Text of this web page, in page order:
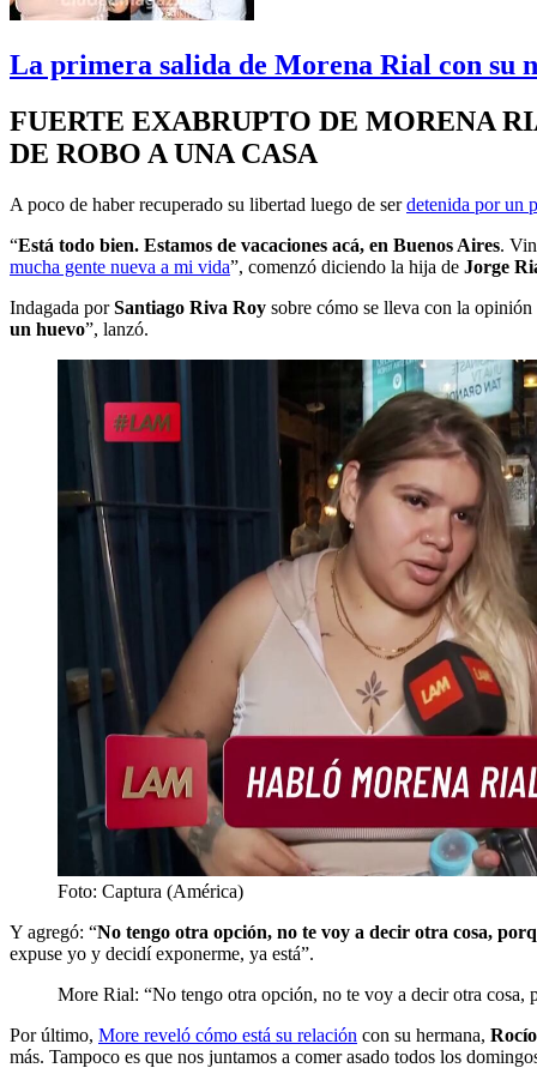
La primera salida de Morena Rial con su
FUERTE EXABRUPTO DE MORENA
DE ROBO A UNA CASA
A poco de haber recuperado su libertad luego de serdetenida por un
“Está todo bien. Estamos de vacaciones acá, en Buenos Aires.
mucha gente nueva a mi vida”, comenzó diciendo la hija de Jorge
Indagada porSantiago Riva Roy sobre cómo se lleva con la
un huevo”, lanzó.
Foto: Captura (América)
Y agregó: “No tengo otra opción, no te voy a decir otra cosa,
expuse yo y decidí exponerme, ya está”.
More Rial: “No tengo otra opción, no te voy a decir otra cosa,
Por último, More reveló cómo está su relación con su hermana, Rocío
más. Tampoco es que nos juntamos a comer asado todos los